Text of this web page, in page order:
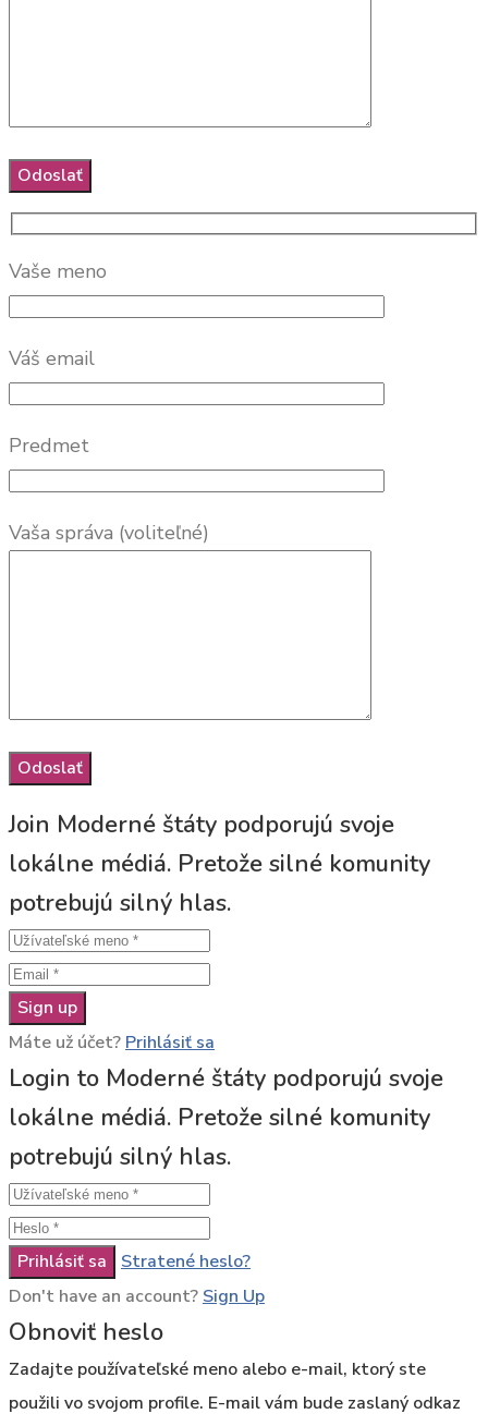
Vaše meno
Váš email
Predmet
Vaša správa (voliteľné)
Join Moderné štáty podporujú svoje
lokálne médiá. Pretože silné komunity
potrebujú silný hlas.
Sign up
Máte už účet? Prihlásiť sa
Login to Moderné štáty podporujú svoje
lokálne médiá. Pretože silné komunity
potrebujú silný hlas.
Prihlásiť sa
Stratené heslo?
Don't have an account? Sign Up
Obnoviť heslo
Zadajte používateľské meno alebo e-mail, ktorý ste
použili vo svojom profile. E-mail vám bude zaslaný odkaz